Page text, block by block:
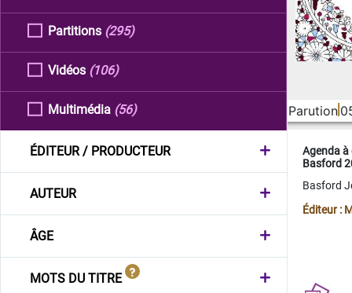
Partitions (295)
Vidéos (106)
Multimédia (56)
ÉDITEUR / PRODUCTEUR
AUTEUR
ÂGE
MOTS DU TITRE
Parution
Agenda
Basford
Basford
Éditeur :